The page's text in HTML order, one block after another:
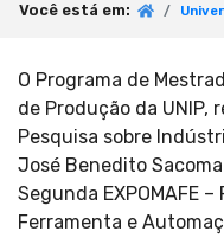
Você está em:
O Programa de
de Produção da UNIP,
Pesquisa sobre
José Benedito
Segunda EXPOMAFE
Ferramenta e